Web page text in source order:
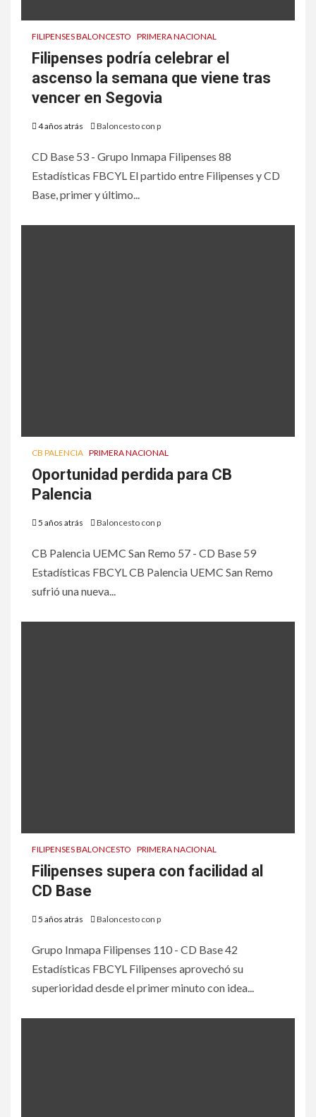
FILIPENSES BALONCESTO PRIMERA NACIONAL
Filipenses podría celebrar el
ascenso la semana que viene tras
vencer en Segovia
4 años atrás Baloncesto con p
CD Base 53 - Grupo Inmapa Filipenses 88
Estadísticas FBCYL El partido entre Filipenses y CD
Base, primer y último...
CB PALENCIA PRIMERA NACIONAL
Oportunidad perdida para CB
Palencia
5 años atrás Baloncesto con p
CB Palencia UEMC San Remo 57 - CD Base 59
Estadísticas FBCYL CB Palencia UEMC San Remo
sufrió una nueva...
FILIPENSES BALONCESTO PRIMERA NACIONAL
Filipenses supera con facilidad al
CD Base
5 años atrás Baloncesto con p
Grupo Inmapa Filipenses 110 - CD Base 42
Estadísticas FBCYL Filipenses aprovechó su
superioridad desde el primer minuto con idea...